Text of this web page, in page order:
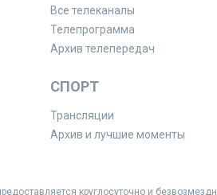
Все телеканалы
Телепрограмма
Архив телепередач
СПОРТ
Трансляции
Архив и лучшие моменты
круглосуточно и